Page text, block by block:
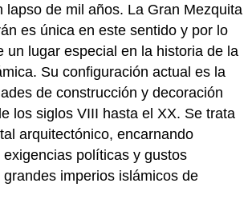
lapso de mil años. La Gran Mezquita
es única en este sentido y por lo
un lugar especial en la historia de la
Su configuración actual es la
de construcción y decoración
los siglos VIII hasta el XX. Se trata
arquitectónico, encarnando
políticas y gustos
imperios islámicos de